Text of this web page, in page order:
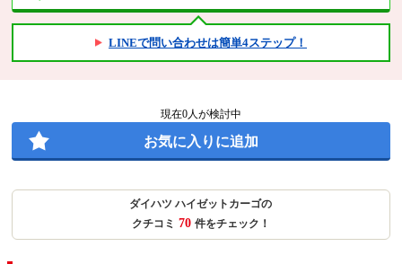
LINEで問い合わせは簡単4ステップ！
現在0人が検討中
お気に入りに追加
ダイハツ ハイゼットカーゴの
クチコミ 70 件をチェック！